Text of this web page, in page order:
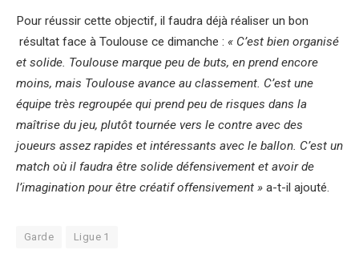
Pour réussir cette objectif, il faudra déjà réaliser un bon
résultat face à Toulouse ce dimanche : « C’est bien organisé
et solide. Toulouse marque peu de buts, en prend encore
moins, mais Toulouse avance au classement. C’est une
équipe très regroupée qui prend peu de risques dans la
maîtrise du jeu, plutôt tournée vers le contre avec des
joueurs assez rapides et intéressants avec le ballon. C’est un
match où il faudra être solide défensivement et avoir de
l’imagination pour être créatif offensivement » a-t-il ajouté.
Garde Ligue 1